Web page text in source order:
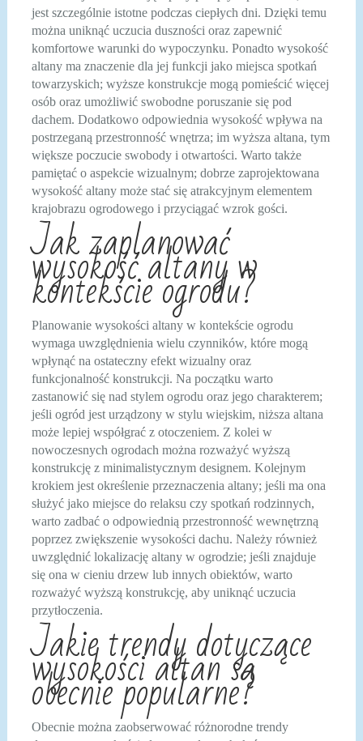
jest szczególnie istotne podczas ciepłych dni. Dzięki temu
można uniknąć uczucia duszności oraz zapewnić
komfortowe warunki do wypoczynku. Ponadto wysokość
altany ma znaczenie dla jej funkcji jako miejsca spotkań
towarzyskich; wyższe konstrukcje mogą pomieścić więcej
osób oraz umożliwić swobodne poruszanie się pod
dachem. Dodatkowo odpowiednia wysokość wpływa na
postrzeganą przestronność wnętrza; im wyższa altana, tym
większe poczucie swobody i otwartości. Warto także
pamiętać o aspekcie wizualnym; dobrze zaprojektowana
wysokość altany może stać się atrakcyjnym elementem
krajobrazu ogrodowego i przyciągać wzrok gości.
Jak zaplanować
wysokość altany w
kontekście ogrodu?
Planowanie wysokości altany w kontekście ogrodu
wymaga uwzględnienia wielu czynników, które mogą
wpłynąć na ostateczny efekt wizualny oraz
funkcjonalność konstrukcji. Na początku warto
zastanowić się nad stylem ogrodu oraz jego charakterem;
jeśli ogród jest urządzony w stylu wiejskim, niższa altana
może lepiej współgrać z otoczeniem. Z kolei w
nowoczesnych ogrodach można rozważyć wyższą
konstrukcję z minimalistycznym designem. Kolejnym
krokiem jest określenie przeznaczenia altany; jeśli ma ona
służyć jako miejsce do relaksu czy spotkań rodzinnych,
warto zadbać o odpowiednią przestronność wewnętrzną
poprzez zwiększenie wysokości dachu. Należy również
uwzględnić lokalizację altany w ogrodzie; jeśli znajduje
się ona w cieniu drzew lub innych obiektów, warto
rozważyć wyższą konstrukcję, aby uniknąć uczucia
przytłoczenia.
Jakie trendy dotyczące
wysokości altan są
obecnie popularne?
Obecnie można zaobserwować różnorodne trendy